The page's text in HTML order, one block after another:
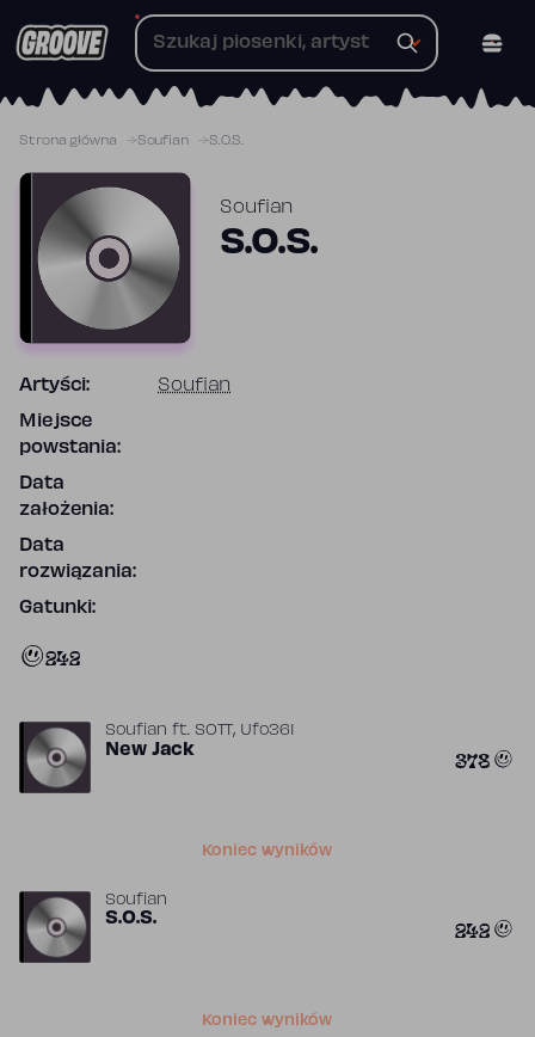
do
Strona główna Soufian S.O.S.
Soufian
S.O.S.
Artyści: Soufian
Miejsce
powstania:
Data
założenia:
Data
rozwiązania:
Gatunki:
242
Soufian ft. SOTT, Ufo361
New Jack 378
Koniec wyników
Soufian
S.O.S. 242
Koniec wyników